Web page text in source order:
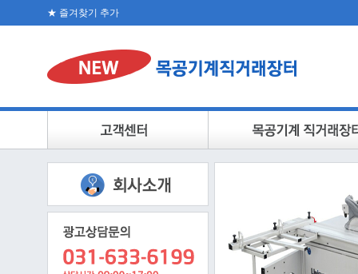
★ 즐겨찾기 추가